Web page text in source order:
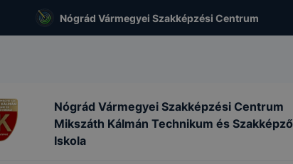
Nógrád Vármegyei Szakképzési Centrum
Nógrád Vármegyei Szakképzési Centrum
Mikszáth Kálmán Technikum és Szakképző
Iskola